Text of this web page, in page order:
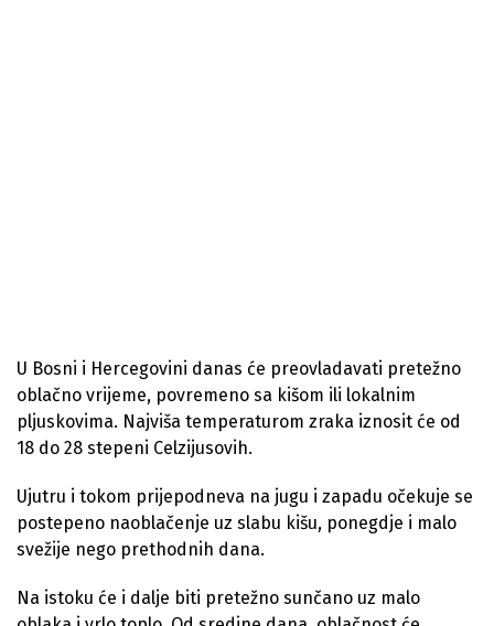
U Bosni i Hercegovini danas će preovladavati pretežno
oblačno vrijeme, povremeno sa kišom ili lokalnim
pljuskovima. Najviša temperaturom zraka iznosit će od
18 do 28 stepeni Celzijusovih.
Ujutru i tokom prijepodneva na jugu i zapadu očekuje se
postepeno naoblačenje uz slabu kišu, ponegdje i malo
svežije nego prethodnih dana.
Na istoku će i dalje biti pretežno sunčano uz malo